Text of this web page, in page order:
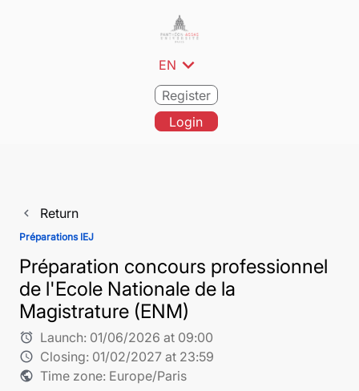
EN expand_more
Register
Login
navigate_before Return
Préparations IEJ
Préparation concours professionnel
de l'Ecole Nationale de la
Magistrature (ENM)
alarm Launch: 01/06/2026 at 09:00
schedule Closing: 01/02/2027 at 23:59
public Time zone: Europe/Paris